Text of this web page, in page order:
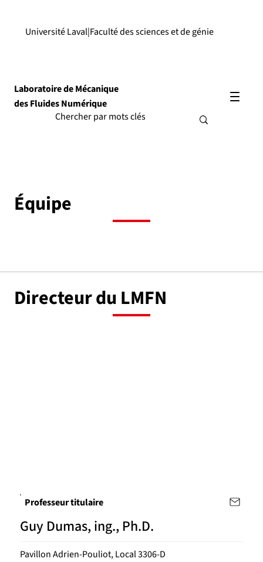
Laboratoire de Mécanique
des Fluides Numérique
|
Université Laval Faculté des sciences et de génie
Équipe
Directeur du LMFN
Professeur titulaire
Guy Dumas, ing., Ph.D.
Pavillon Adrien-Pouliot, Local 3306-D